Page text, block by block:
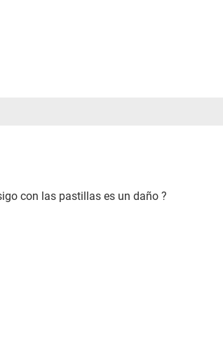
con las pastillas es un daño ?